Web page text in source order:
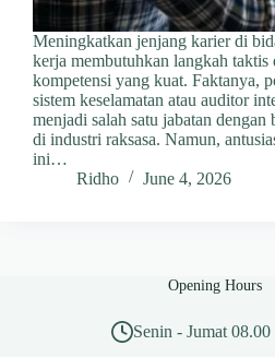
Meningkatkan jenjang karier di
kerja membutuhkan langkah taktis
kompetensi yang kuat. Faktanya,
sistem keselamatan atau auditor
menjadi salah satu jabatan dengan
di industri raksasa. Namun,
ini…
Ridho
June 4, 2026
Opening Hours
Senin - Jumat